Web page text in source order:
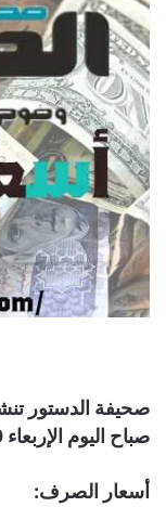
صحيفة الدستور
صباح اليوم الإربعاء 30 أبريل 2025، في عدن وصنعاء.
أسعار الصرف: